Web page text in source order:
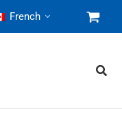
French